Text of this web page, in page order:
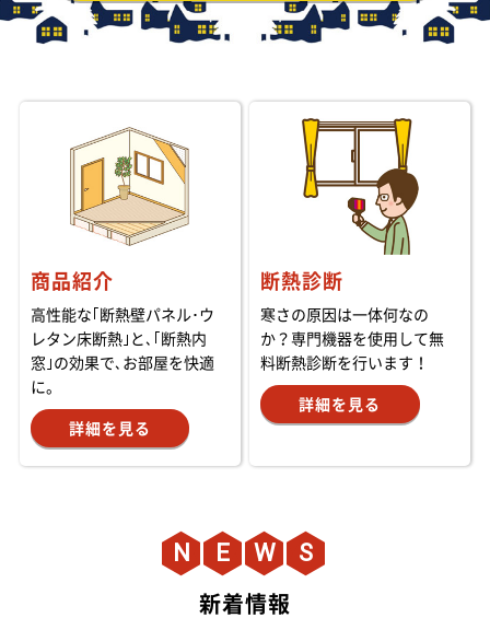
商品紹介
高性能な｢断熱壁パネル･ウ
レタン床断熱｣と､｢断熱内
窓｣の効果で､お部屋を快適
に。
詳細を見る
断熱診断
寒さの原因は一体何なの
か？専門機器を使用して無
料断熱診断を行います！
詳細を見る
N E W S
新着情報